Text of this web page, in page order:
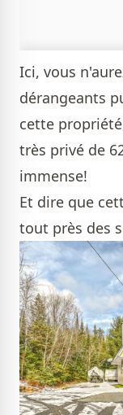
Ici, vous
dérangeants
cette
très privé de
immense!
Et dire que
tout près des